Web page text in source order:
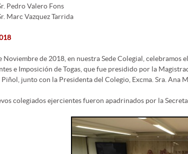
Pedro Valero Fons
Marc Vazquez Tarrida
Noviembre de 2018, en nuestra Sede Colegial, celebramos
e Imposición de Togas, que fue presidido por la
junto con la Presidenta del Colegio, Excma. Sra. Ana
colegiados ejercientes fueron apadrinados por la